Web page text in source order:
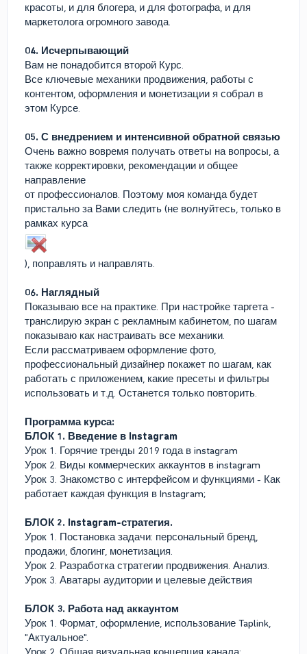
красоты, и для блогера, и для фотографа, и для
маркетолога огромного завода.
04. Исчерпывающий
Вам не понадобится второй Курс.
Все ключевые механики продвижения, работы с
контентом, оформления и монетизации я собрал в
этом Курсе.
05. С внедрением и интенсивной обратной связью
Очень важно вовремя получать ответы на вопросы, а
также корректировки, рекомендации и общее
направление
от профессионалов. Поэтому моя команда будет
пристально за Вами следить (не волнуйтесь, только в
рамках курса
), поправлять и направлять.
06. Наглядный
Показываю все на практике. При настройке таргета -
транслирую экран с рекламным кабинетом, по шагам
показываю как настраивать все механики.
Если рассматриваем оформление фото,
профессиональный дизайнер покажет по шагам, как
работать с приложением, какие пресеты и фильтры
использовать и т.д. Останется только повторить.
Программа курса:
БЛОК 1. Введение в Instagram
Урок 1. Горячие тренды 2019 года в instagram
Урок 2. Виды коммерческих аккаунтов в instagram
Урок 3. Знакомство с интерфейсом и функциями - Как
работает каждая функция в Instagram;
БЛОК 2. Instagram-стратегия.
Урок 1. Постановка задачи: персональный бренд,
продажи, блогинг, монетизация.
Урок 2. Разработка стратегии продвижения. Анализ.
Урок 3. Аватары аудитории и целевые действия
БЛОК 3. Работа над аккаунтом
Урок 1. Формат, оформление, использование Taplink,
"Актуальное".